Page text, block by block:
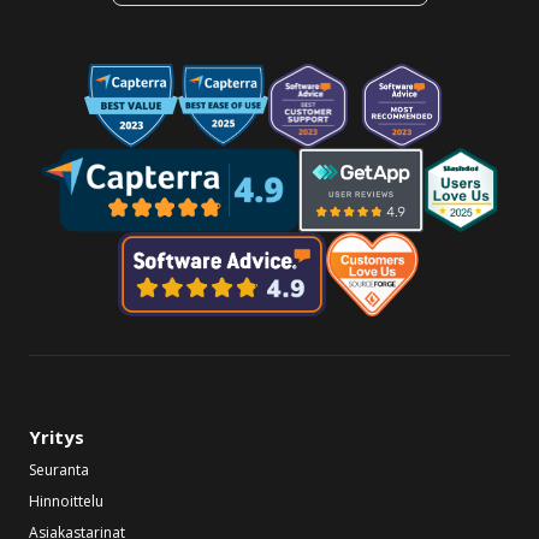
Yritys
Seuranta
Hinnoittelu
Asiakastarinat